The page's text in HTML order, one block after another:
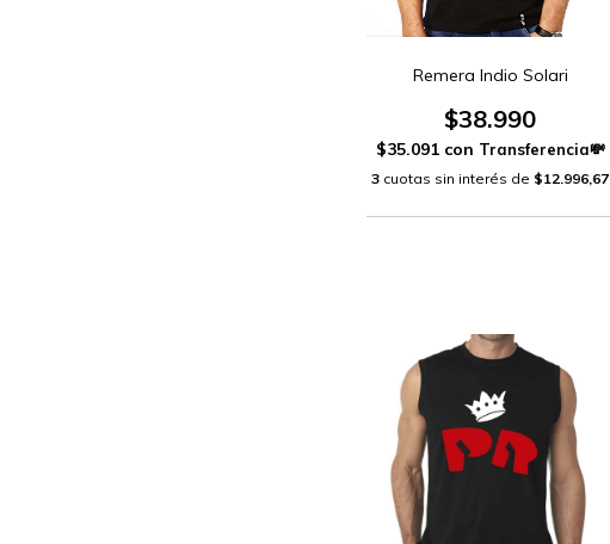
Remera Indio Solari
$38.990
$35.091 con
3 cuotas sin interés de $12.996,67